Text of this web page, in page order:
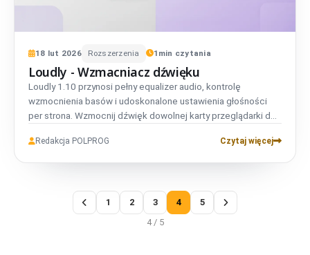
18 lut 2026 Rozszerzenia 1 min czytania
Loudly - Wzmacniacz dźwięku
Loudly 1.10 przynosi pełny equalizer audio, kontrolę
wzmocnienia basów i udoskonalone ustawienia głośności
per strona. Wzmocnij dźwięk dowolnej karty przeglądarki do
Redakcja POLPROG Czytaj więcej
1 2 3 4
5
4 / 5